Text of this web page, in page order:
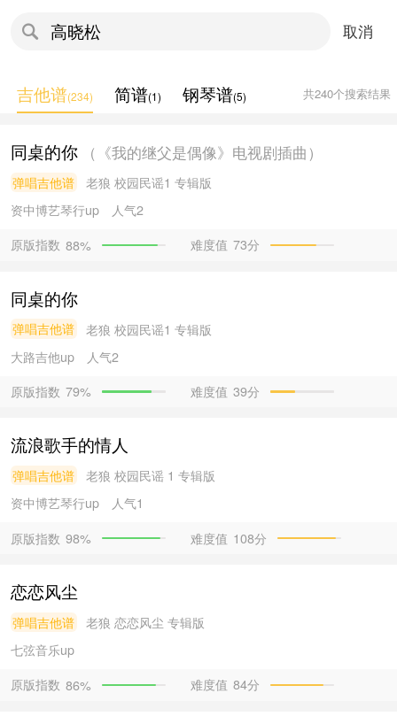
取消
吉他谱(234) 简谱(1) 钢琴谱(5) 共240个搜索结果
同桌的你 （《我的继父是偶像》电视剧插曲）
弹唱吉他谱 老狼 校园民谣1 专辑版
资中博艺琴行up
人气2
原版指数 88% 难度值 73分
同桌的你
弹唱吉他谱 老狼 校园民谣1 专辑版
大路吉他up
人气2
原版指数 79% 难度值 39分
流浪歌手的情人
弹唱吉他谱 老狼 校园民谣 1 专辑版
资中博艺琴行up
人气1
原版指数 98% 难度值 108分
恋恋风尘
弹唱吉他谱 老狼 恋恋风尘 专辑版
七弦音乐up
原版指数 86% 难度值 84分